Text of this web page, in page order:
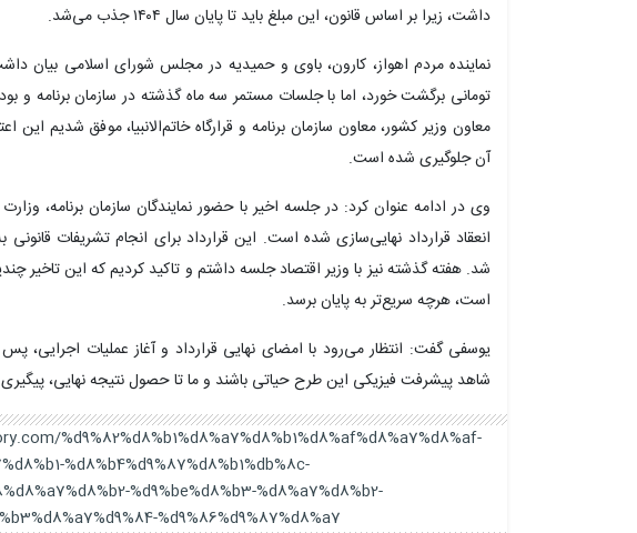
داشت، زیرا بر اساس قانون، این مبلغ باید تا پایان سال ۱۴۰۴ جذب می‌شد.
تومانی برگشت خورد، اما با جلسات مستمر سه ماه گذشته در سازمان برنامه و
معاون وزیر کشور، معاون سازمان برنامه و قرارگاه خاتم‌الانبیا، موفق شدیم این
آن جلوگیری شده است.
وی در ادامه عنوان کرد: در جلسه اخیر با حضور نمایندگان سازمان برنامه،
انعقاد قرارداد نهایی‌سازی شده است. این قرارداد برای انجام تشریفات
شد. هفته گذشته نیز با وزیر اقتصاد جلسه داشتم و تاکید کردیم که این تاخیر
است، هرچه سریع‌تر به پایان برسد.
شاهد پیشرفت فیزیکی این طرح حیاتی باشند و ما تا حصول نتیجه نهایی،
%d9%82%d8%b1%d8%a7%d8%b1%d8%af%d8%a7%d8%af-
%d8%b4%d9%87%d8%b1%db%8c-
%d9%be%d8%b3-%d8%a7%d8%b2-
%d9%86%d9%87%d8%a7/